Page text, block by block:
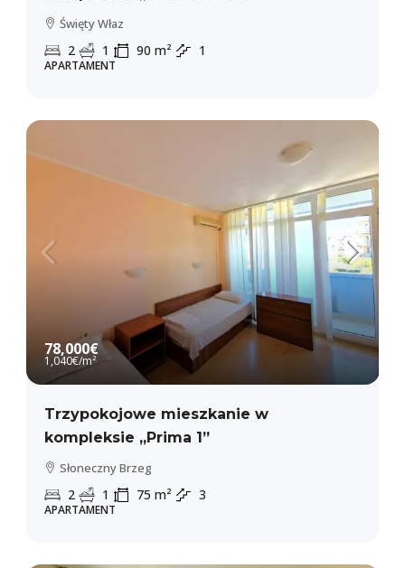
Święty Właz
2 1 90 m² 1
APARTAMENT
78,000€
1,040€/m²
Trzypokojowe mieszkanie w
kompleksie „Prima 1”
Słoneczny Brzeg
2 1 75 m² 3
APARTAMENT